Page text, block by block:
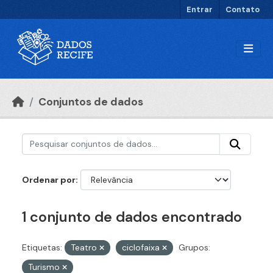
Entrar Contato
Conjuntos de dados
Ordenar por
1 conjunto de dados encontrado
Etiquetas: Teatro ciclofaixa
Grupos:
Turismo